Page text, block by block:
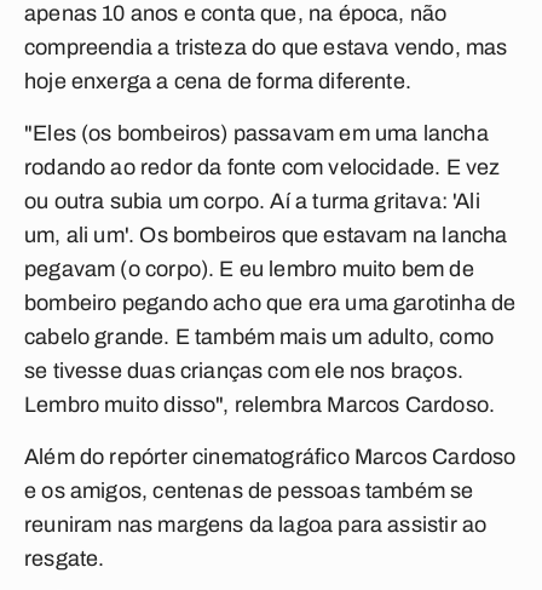
apenas 10 anos e conta que, na época, não
compreendia a tristeza do que estava vendo, mas
hoje enxerga a cena de forma diferente.
"Eles (os bombeiros) passavam em uma lancha
rodando ao redor da fonte com velocidade. E vez
ou outra subia um corpo. Aí a turma gritava: 'Ali
um, ali um'. Os bombeiros que estavam na lancha
pegavam (o corpo). E eu lembro muito bem de
bombeiro pegando acho que era uma garotinha de
cabelo grande. E também mais um adulto, como
se tivesse duas crianças com ele nos braços.
Lembro muito disso", relembra Marcos Cardoso.
Além do repórter cinematográfico Marcos Cardoso
e os amigos, centenas de pessoas também se
reuniram nas margens da lagoa para assistir ao
resgate.